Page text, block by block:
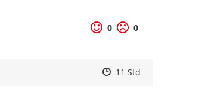
0 0
Zeitpunkt des
Zeitpunkt des
11 StdZur Äußerung